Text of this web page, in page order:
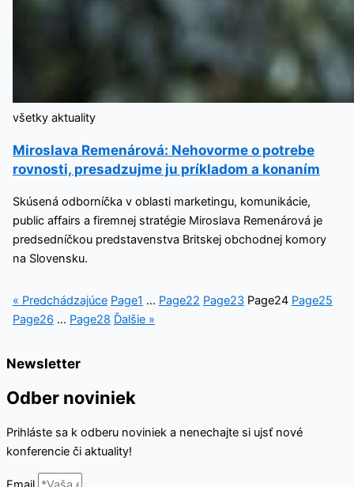
všetky aktuality
Miroslava Remenárová: Nehovorme o potrebe
rovnosti, presadzujme ju príkladom a konaním
Skúsená odborníčka v oblasti marketingu, komunikácie,
public affairs a firemnej stratégie Miroslava Remenárová je
predsedníčkou predstavenstva Britskej obchodnej komory
na Slovensku.
« Predchádzajúce Page1 … Page22 Page23 Page24 Page25
Page26 … Page28 Ďalšie »
Newsletter
Odber noviniek
Prihláste sa k odberu noviniek a nenechajte si ujsť nové
konferencie či aktuality!